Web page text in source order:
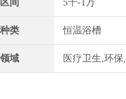
间 5千-1万
类 恒温浴槽
域 医疗卫生,环